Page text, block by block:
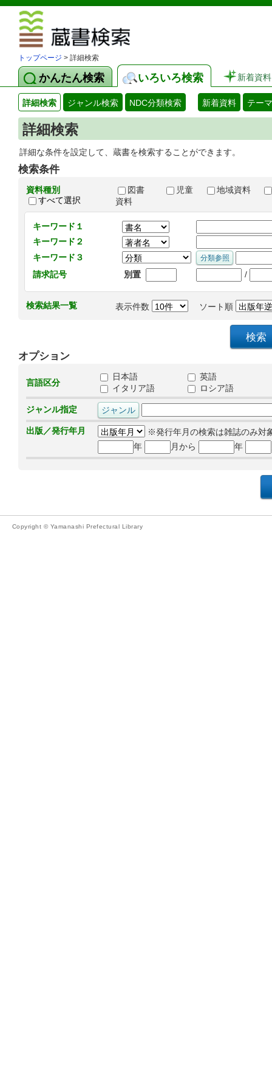
トップページ > 詳細検索
かんたん検索 いろいろ検索 新着資料
詳細検索 ジャンル検索 NDC分類検索 新着資料 テー
詳細検索
詳細な条件を設定して、蔵書を検索することができます。
検索条件
資料種別
すべて選択
図書 児童
地域資料
資料
キーワード１
キーワード２
キーワード３
請求記号
別置 /
検索結果一覧 表示件数 ソート順
オプション
言語区分
日本語
英語
イタリア語
ロシア語
ジャンル指定
出版／発行年月
※発行年月の検索は雑誌のみ対
年
月から 年
Copyright © Yamanashi Prefectural Library